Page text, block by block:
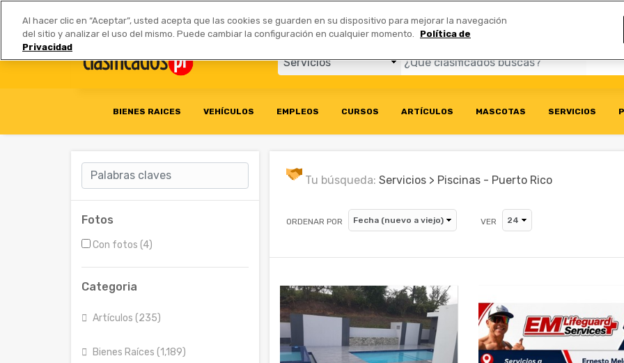
Anúnciate | Tarifas Socios Comerciales
BIENES RAICES VEHÍCULOS EMPLEOS CURSOS ARTÍCULOS MASCOTAS SERVICIOS
Fotos
Con fotos (4)
Categoria
Artículos (235)
Bienes Raíces (1,189)
Tu búsqueda: Servicios > Piscinas - Puerto Rico
ORDENAR POR VER
Al hacer clic en “Aceptar”, usted acepta que las cookies se guarden en su dispositivo para mejorar la navegación
del sitio y analizar el uso del mismo. Puede cambiar la configuración en cualquier momento.
Política de
Privacidad